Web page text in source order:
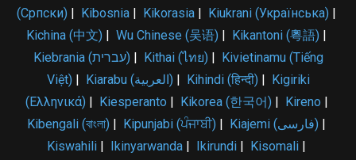
(Српски)
Kibosnia Kikorasia Kiukrani (Українська)
Kichina (中文)
Wu Chinese (吴语) Kikantoni (粵語)
Kiebrania (עברית)| Kithai (ไทย)|
Kivietinamu (Tiếng
Việt)| Kiarabu (العربية)| Kihindi (हिन्दी)|
Kigiriki
(Ελληνικά)| Kiesperanto Kikorea (한국어)| Kireno
Kibengali (বাংলা)
Kipunjabi (ਪੰਜਾਬੀ) Kiajemi (فارسی)
Kiswahili
Ikinyarwanda Ikirundi Kisomali